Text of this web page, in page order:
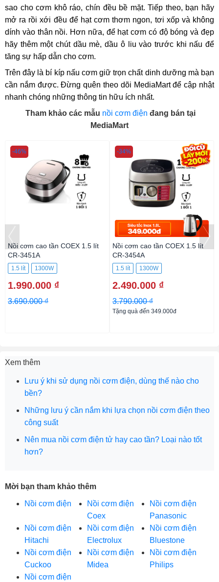
sao cho cơm khô ráo, chín đều bề mặt. Tiếp theo, bạn hãy
mở ra rồi xới đều để hạt cơm thơm ngon, tơi xốp và không
dính vào thân nồi. Hơn nữa, để hạt cơm có độ bóng và đẹp
hãy thêm một chút dầu mè, dầu ô liu vào trước khi nấu để
tăng sự hấp dẫn cho cơm.
Trên đây là bí kíp nấu cơm giữ trọn chất dinh dưỡng mà bạn
cần nắm được. Đừng quên theo dõi MediaMart để cập nhật
nhanh chóng những thông tin hữu ích nhất.
Tham khảo các mẫu nồi cơm điện đang bán tại
MediaMart
Nồi cơm cao tần COEX 1.5 lít
CR-3451A
1.5 lít 1300W
1.990.000 ₫
3.690.000 ₫
-46%
Nồi cơm cao tần COEX 1.5 lít
CR-3454A
1.5 lít 1300W
2.490.000 ₫
3.790.000 ₫
-34%
Tặng quà đến 349.000đ
Xem thêm
Lưu ý khi sử dụng nồi cơm điện, dùng thế nào cho
bền?
Những lưu ý cần nắm khi lựa chọn nồi cơm điện theo
công suất
Nên mua nồi cơm điện tử hay cao tần? Loại nào tốt
hơn?
Mời bạn tham khảo thêm
Nồi cơm điện
Nồi cơm điện
Coex
Nồi cơm điện
Panasonic
Nồi cơm điện
Hitachi
Nồi cơm điện
Electrolux
Nồi cơm điện
Bluestone
Nồi cơm điện
Cuckoo
Nồi cơm điện
Midea
Nồi cơm điện
Philips
Nồi cơm điện